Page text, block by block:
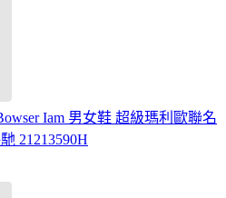
Iam 男女鞋 超級瑪利歐聯名
21213590H